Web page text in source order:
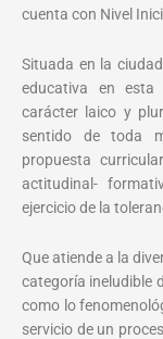
cuenta con Nivel
Situada en la
educativa en esta
carácter laico y
sentido de toda
propuesta
actitudinal-
ejercicio de la
Que atiende a la
categoría ineludible
como lo
servicio de un